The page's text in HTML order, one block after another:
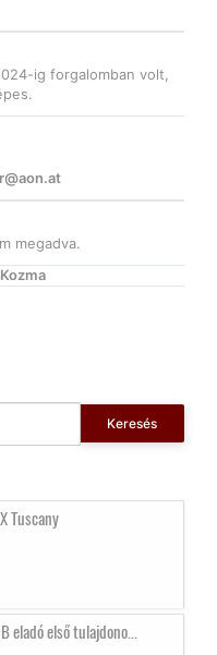
ig forgalomban volt,
megadva.
Keresés
Tuscany
eladó első tulajdono...